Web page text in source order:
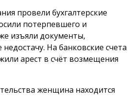
провели бухгалтерские
потерпевшего и
изъяли документы,
На банковские счета
арест в счёт возмещения
женщина находится